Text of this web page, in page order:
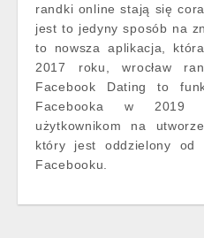
randki online stają się
jest to jedyny sposób na
to nowsza aplikacja,
2017 roku, wrocław
Facebook Dating to
Facebooka w 2019
użytkownikom na
który jest oddzielony od
Facebooku.